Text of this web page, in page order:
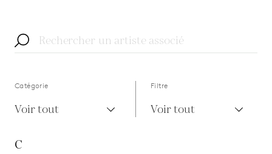
Catégorie
Voir tout
Filtre
Voir tout
C